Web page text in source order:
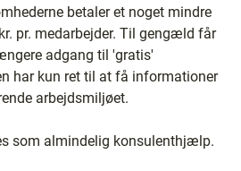
betaler et noget mindre
pr. medarbejder. Til gengæld får
adgang til 'gratis'
har kun ret til at få informationer
arbejdsmiljøet.
som almindelig konsulenthjælp.